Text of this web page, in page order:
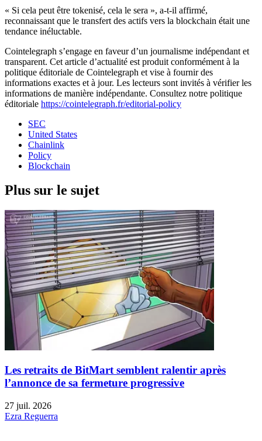
« Si cela peut être tokenisé, cela le sera », a-t-il affirmé,
reconnaissant que le transfert des actifs vers la blockchain était une
tendance inéluctable.
Cointelegraph s’engage en faveur d’un journalisme indépendant et
transparent. Cet article d’actualité est produit conformément à la
politique éditoriale de Cointelegraph et vise à fournir des
informations exactes et à jour. Les lecteurs sont invités à vérifier les
informations de manière indépendante. Consultez notre politique
éditoriale https://cointelegraph.fr/editorial-policy
SEC
United States
Chainlink
Policy
Blockchain
Plus sur le sujet
Les retraits de BitMart semblent ralentir après
l’annonce de sa fermeture progressive
27 juil. 2026
Ezra Reguerra